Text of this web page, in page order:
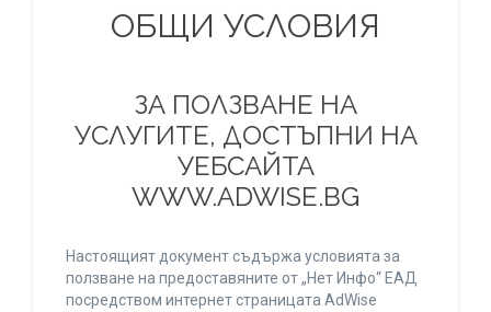
ОБЩИ УСЛОВИЯ
ЗА ПОЛЗВАНЕ НА
УСЛУГИТЕ, ДОСТЪПНИ НА
УЕБСАЙТА
WWW.ADWISE.BG
Настоящият документ съдържа условията за
ползване на предоставяните от „Нет Инфо“ ЕАД
посредством интернет страницата AdWise